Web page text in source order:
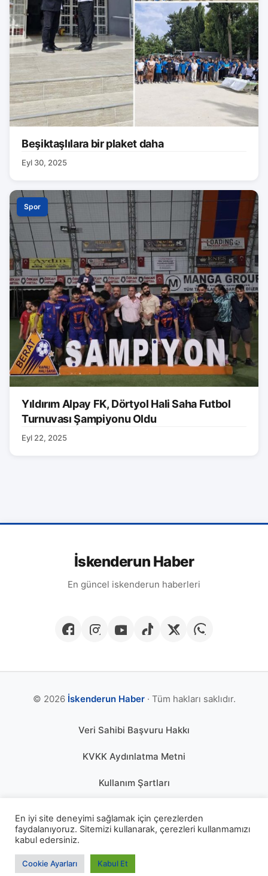
Beşiktaşlılara bir plaket daha
Eyl 30, 2025
Spor
Yıldırım Alpay FK, Dörtyol Hali Saha Futbol
Turnuvası Şampiyonu Oldu
Eyl 22, 2025
İskenderun Haber
En güncel iskenderun haberleri
© 2026 İskenderun Haber· Tüm hakları saklıdır.
Veri Sahibi Başvuru Hakkı
KVKK Aydınlatma Metni
Kullanım Şartları
Çerez Politikası
KÜNYE
En iyi site deneyimi sağlamak için çerezlerden
faydalanıyoruz. Sitemizi kullanarak, çerezleri kullanmamızı
kabul edersiniz.
Cookie Ayarları Kabul Et